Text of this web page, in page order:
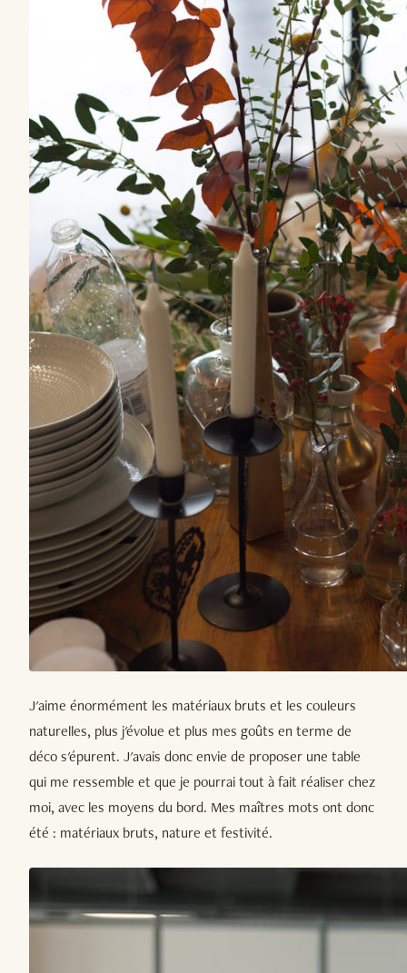
J'aime énormément les matériaux bruts et les couleurs
naturelles, plus j'évolue et plus mes goûts en terme de
déco s'épurent. J'avais donc envie de proposer une table
qui me ressemble et que je pourrai tout à fait réaliser chez
moi, avec les moyens du bord. Mes maîtres mots ont donc
été : matériaux bruts, nature et festivité.